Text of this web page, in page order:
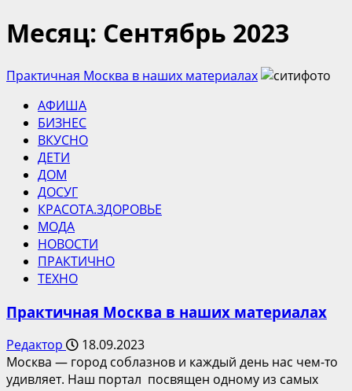
Месяц: Сентябрь 2023
Практичная Москва в наших материалах
АФИША
БИЗНЕС
ВКУСНО
ДЕТИ
ДОМ
ДОСУГ
КРАСОТА.ЗДОРОВЬЕ
МОДА
НОВОСТИ
ПРАКТИЧНО
ТЕХНО
Практичная Москва в наших материалах
Редактор
18.09.2023
Москва — город соблазнов и каждый день нас чем-то
удивляет. Наш портал посвящен одному из самых